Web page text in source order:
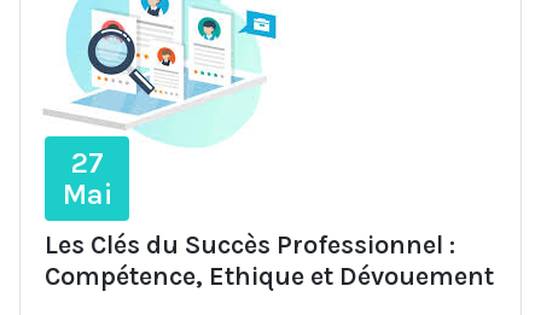
27
Mai
Les Clés du Succès Professionnel :
Compétence, Ethique et Dévouement